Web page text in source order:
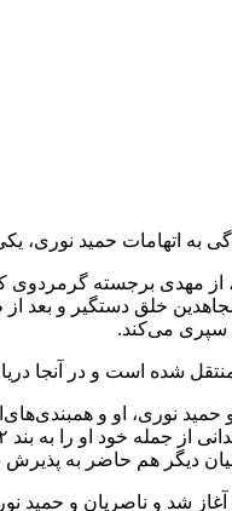
از مهدی برجسته
در مهرماه ١۳۶۰ در تهران در
سپری می‌کند.
نوری، او و
دیگر هم حاضر به